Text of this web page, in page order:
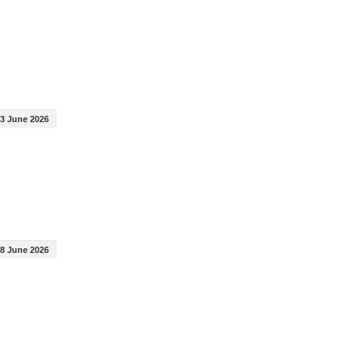
June 2026
June 2026